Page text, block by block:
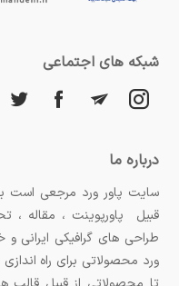
شبکه های اجتماعی
درباره ما
سایت پاور ورد مرجعی است
قبیل پاورپوینت ، مقاله ،
طراحی های گرافیکی ایرانی
ورد محصولاتی برای راه